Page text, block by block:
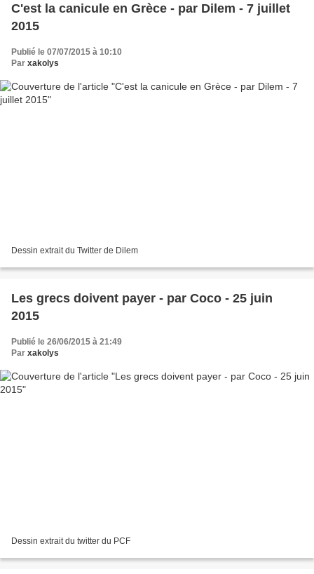
C'est la canicule en Grèce - par Dilem - 7 juillet
2015
Publié le 07/07/2015 à 10:10
Par xakolys
Dessin extrait du Twitter de Dilem
Les grecs doivent payer - par Coco - 25 juin
2015
Publié le 26/06/2015 à 21:49
Par xakolys
Dessin extrait du twitter du PCF